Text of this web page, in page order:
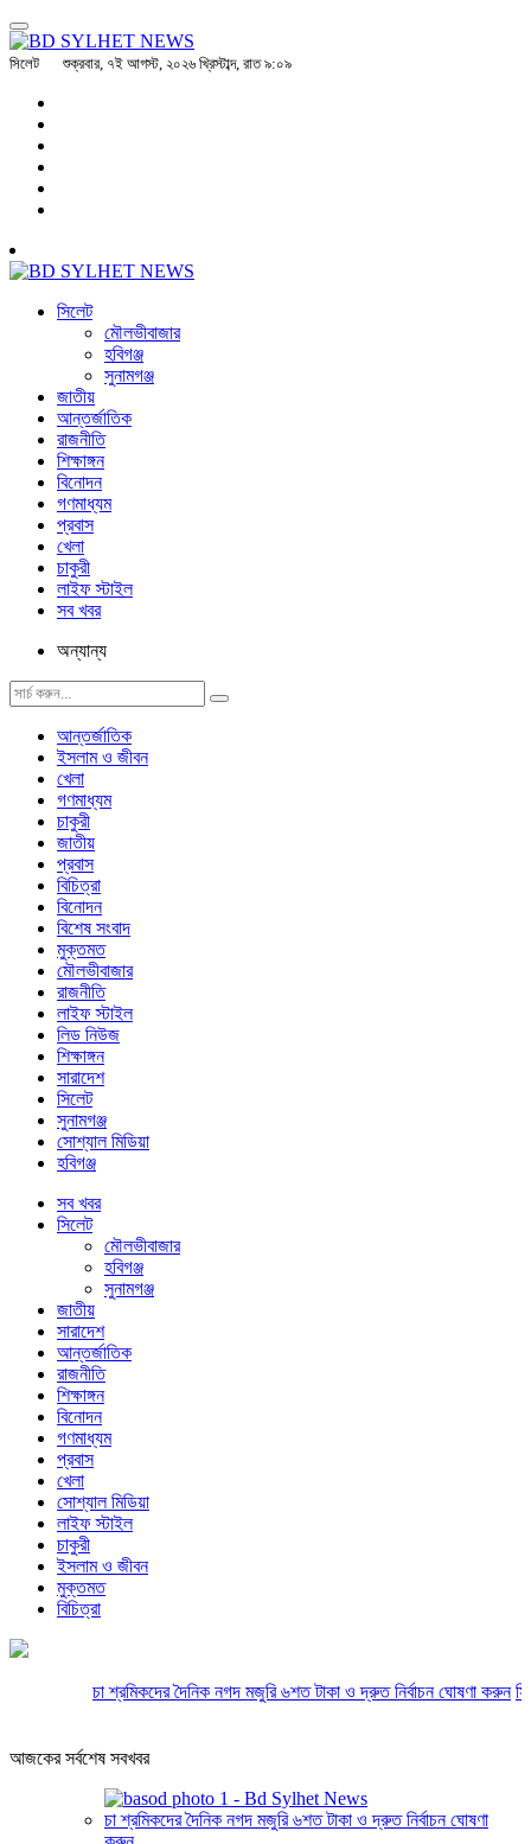
সিলেট শুক্রবার, ৭ই আগস্ট, ২০২৬ খ্রিস্টাব্দ, রাত ৯:০৯
সিলেট
মৌলভীবাজার
হবিগঞ্জ
সুনামগঞ্জ
জাতীয়
আন্তর্জাতিক
রাজনীতি
শিক্ষাঙ্গন
বিনোদন
গণমাধ্যম
প্রবাস
খেলা
চাকুরী
লাইফ স্টাইল
সব খবর
অন্যান্য
আন্তর্জাতিক
ইসলাম ও জীবন
খেলা
গণমাধ্যম
চাকুরী
জাতীয়
প্রবাস
বিচিত্রা
বিনোদন
বিশেষ সংবাদ
মুক্তমত
মৌলভীবাজার
রাজনীতি
লাইফ স্টাইল
লিড নিউজ
শিক্ষাঙ্গন
সারাদেশ
সিলেট
সুনামগঞ্জ
সোশ্যাল মিডিয়া
হবিগঞ্জ
সব খবর
সিলেট
মৌলভীবাজার
হবিগঞ্জ
সুনামগঞ্জ
জাতীয়
সারাদেশ
আন্তর্জাতিক
রাজনীতি
শিক্ষাঙ্গন
বিনোদন
গণমাধ্যম
প্রবাস
খেলা
সোশ্যাল মিডিয়া
লাইফ স্টাইল
চাকুরী
ইসলাম ও জীবন
মুক্তমত
বিচিত্রা
চা শ্রমিকদের দৈনিক নগদ মজুরি ৬শত টাকা ও দ্রুত নির্বাচন ঘোষণা করুন
আজকের সর্বশেষ সবখবর
চা শ্রমিকদের দৈনিক নগদ মজুরি ৬শত টাকা ও দ্রুত নির্বাচন ঘোষণা